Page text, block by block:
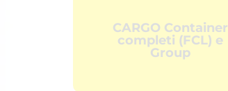
CARGO Container
completi (FCL) e
Group